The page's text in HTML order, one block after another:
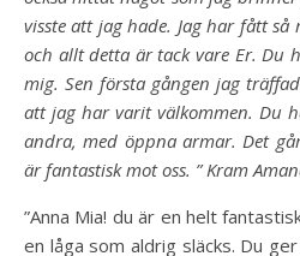
visste att jag hade. Jag har fått
och allt detta är tack vare Er. Du
mig. Sen första gången jag
att jag har varit välkommen. Du
andra, med öppna armar. Det
är fantastisk mot oss. ” Kram
”Anna Mia! du är en helt
en låga som aldrig släcks. Du